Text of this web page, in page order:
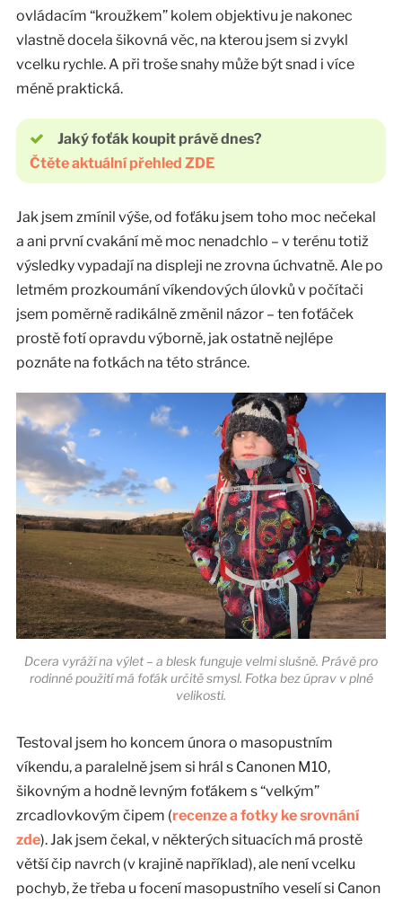
ovládacím “kroužkem” kolem objektivu je nakonec
vlastně docela šikovná věc, na kterou jsem si zvykl
vcelku rychle. A při troše snahy může být snad i více
méně praktická.
Jaký foťák koupit právě dnes?
Čtěte aktuální přehled ZDE
Jak jsem zmínil výše, od foťáku jsem toho moc nečekal
a ani první cvakání mě moc nenadchlo – v terénu totiž
výsledky vypadají na displeji ne zrovna úchvatně. Ale po
letmém prozkoumání víkendových úlovků v počítači
jsem poměrně radikálně změnil názor – ten foťáček
prostě fotí opravdu výborně, jak ostatně nejlépe
poznáte na fotkách na této stránce.
Dcera vyráží na výlet – a blesk funguje velmi slušně. Právě pro
rodinné použití má foťák určitě smysl. Fotka bez úprav v plné
velikosti.
Testoval jsem ho koncem února o masopustním
víkendu, a paralelně jsem si hrál s Canonen M10,
šikovným a hodně levným foťákem s “velkým”
zrcadlovkovým čipem (recenze a fotky ke srovnání
zde). Jak jsem čekal, v některých situacích má prostě
větší čip navrch (v krajině například), ale není vcelku
pochyb, že třeba u focení masopustního veselí si Canon